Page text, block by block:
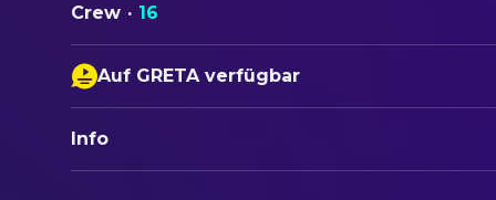
Crew · 16
Auf GRETA verfügbar
Audiodeskription
Tonverstärkung
Info